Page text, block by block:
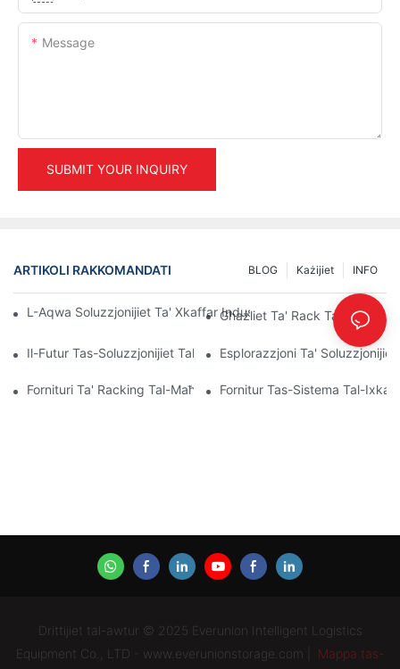
Message
SUBMIT YOUR INQUIRY
ARTIKOLI RAKKOMANDATI INFO
Każijiet
BLOG
L-Aqwa Soluzzjonijiet Ta' Xkaffar Industrijali Għal Ġestjoni
Għażliet Ta' Rack Tal-Paletti
Il-Futur Tas-Soluzzjonijiet Tal-Pallet Rack: Xejriet U
Esplorazzjoni Ta'
Fornituri Ta' Racking Tal-Maħżen: X'Għandek Tfittex
Fornitur Tas-Sistema Tal-
Drittijiet tal-awtur © 2025 Everunion Intelligent Logistics
Equipment Co., LTD - www.everunionstorage.com |
Mappa tas-